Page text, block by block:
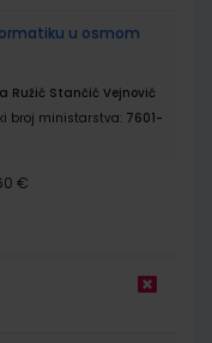
u osmom
Ružić Stančić Vejnović
broj ministarstva: 7601-
€